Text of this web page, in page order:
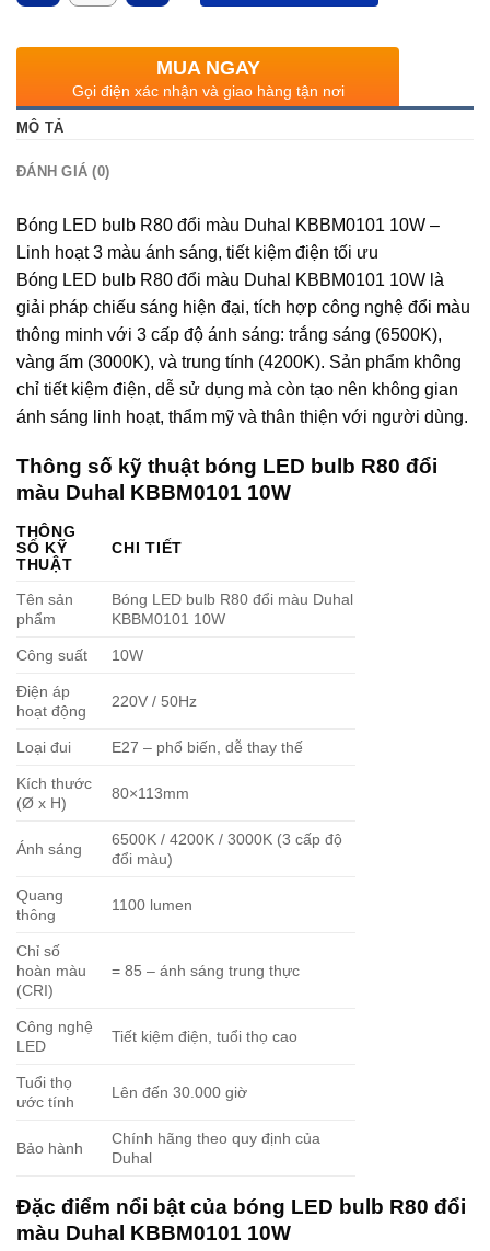
MUA NGAY
Gọi điện xác nhận và giao hàng tận nơi
MÔ TẢ
ĐÁNH GIÁ (0)
Bóng LED bulb R80 đổi màu Duhal KBBM0101 10W –
Linh hoạt 3 màu ánh sáng, tiết kiệm điện tối ưu
Bóng LED bulb R80 đổi màu Duhal KBBM0101 10W là
giải pháp chiếu sáng hiện đại, tích hợp công nghệ đổi màu
thông minh với 3 cấp độ ánh sáng: trắng sáng (6500K),
vàng ấm (3000K), và trung tính (4200K). Sản phẩm không
chỉ tiết kiệm điện, dễ sử dụng mà còn tạo nên không gian
ánh sáng linh hoạt, thẩm mỹ và thân thiện với người dùng.
Thông số kỹ thuật bóng LED bulb R80 đổi
màu Duhal KBBM0101 10W
THÔNG
SỐ KỸ
THUẬT
CHI TIẾT
Tên sản
phẩm
Bóng LED bulb R80 đổi màu Duhal
KBBM0101 10W
Công suất 10W
Điện áp
hoạt động
220V / 50Hz
Loại đui E27 – phổ biến, dễ thay thế
Kích thước
(Ø x H)
80×113mm
Ánh sáng
6500K / 4200K / 3000K (3 cấp độ
đổi màu)
Quang
thông
1100 lumen
Chỉ số
hoàn màu
(CRI)
= 85 – ánh sáng trung thực
Công nghệ
LED
Tiết kiệm điện, tuổi thọ cao
Tuổi thọ
ước tính
Lên đến 30.000 giờ
Bảo hành
Chính hãng theo quy định của
Duhal
Đặc điểm nổi bật của bóng LED bulb R80 đổi
màu Duhal KBBM0101 10W